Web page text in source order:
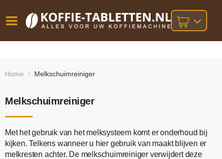
Home / Melkschuimreiniger
Melkschuimreiniger
Met het gebruik van het melksysteem komt er onderhoud bij
kijken. Telkens wanneer u hier gebruik van maakt blijven er
melkresten achter. De melkschuimreiniger verwijdert deze